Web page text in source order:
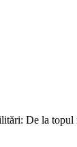
De la